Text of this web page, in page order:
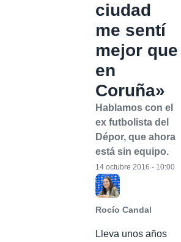
ciudad
me sentí
mejor que
en
Coruña»
Hablamos con el
ex futbolista del
Dépor, que ahora
está sin equipo.
Rocío Candal
14 octubre 2016 - 10:00
Lleva unos años